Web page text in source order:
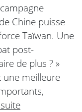
Chine puisse
Taïwan. Une
post-
de plus ? »
une meilleure